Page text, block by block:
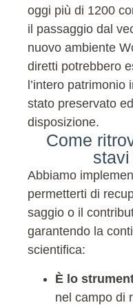
oggi più di 1200
il passaggio dal
nuovo ambiente
diretti potrebbero
l’intero
stato preservato
disposizione.
Come
Abbiamo
permetterti di
saggio o il
garantendo la
scientifica:
È lo
nel campo di